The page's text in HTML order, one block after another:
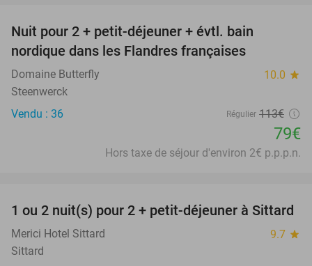
Nuit pour 2 + petit-déjeuner + évtl. bain
nordique dans les Flandres françaises
Domaine Butterfly 10.0 star
Steenwerck
Vendu : 36
Régulier 113€
79€
Hors taxe de séjour d'environ 2€ p.p.p.n.
11%
1 ou 2 nuit(s) pour 2 + petit-déjeuner à Sittard
Merici Hotel Sittard 9.7 star
Sittard